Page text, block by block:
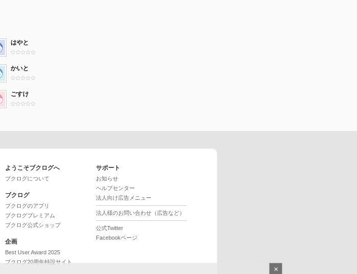
はやと
かいと
ごすけ
ようこそブクログへ
ブクログについて
ブクログ
ブクログのアプリ
ブクログプレミアム
ブクログ公式ショップ
企画
Best User Award 2025
ブクログ20周年特設サイト
サポート
お知らせ
ヘルプセンター
法人向け広告メニュー
法人様のお問い合わせ（広告など）
公式Twitter
Facebookページ
×